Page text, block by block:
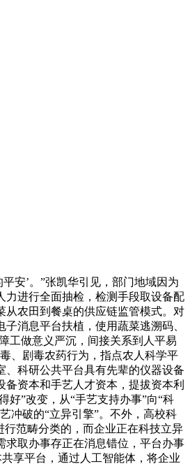
安’。”张凯华引见，部门地域因为
力进行全面抽检，检测手段取设备配
从农田到餐桌的供应链监管模式。对
消息平台扶植，使用蔬菜逃溯码、
工做意义严沉，间接关系到人平易
、剧毒农药行为，指点农人科学平
科研公共平台具有先辈的仪器设备
资本和手艺人才资本，提拔资本利
好”改变，从“手艺支持办事”向“科
冲破的“立异引擎”。不外，高校科
范畴分类的，而企业正在科技立异
求取办事存正在消息错位，平台办事
享平台，通过人工智能体，将企业